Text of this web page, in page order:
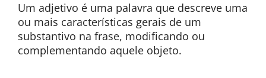
Um adjetivo é uma palavra que descreve uma
ou mais características gerais de um
substantivo na frase, modificando ou
complementando aquele objeto.